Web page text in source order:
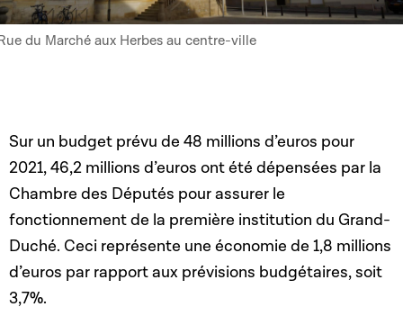
du Marché aux Herbes au centre-ville
Sur un budget prévu de 48 millions d’euros pour
2021, 46,2 millions d’euros ont été dépensées par la
Chambre des Députés pour assurer le
fonctionnement de la première institution du Grand-
Duché. Ceci représente une économie de 1,8 millions
d’euros par rapport aux prévisions budgétaires, soit
3,7%.